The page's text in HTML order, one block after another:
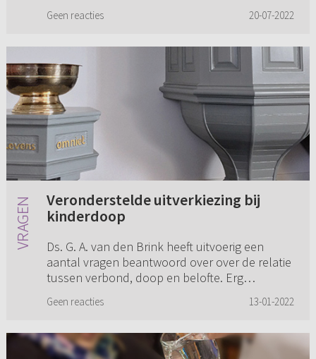
Geen reacties 20-07-2022
Veronderstelde uitverkiezing bij
kinderdoop
Ds. G. A. van den Brink heeft uitvoerig een
aantal vragen beantwoord over over de relatie
tussen verbond, doop en belofte. Erg
huidige dooppraktijk in veel R...
Geen reacties 13-01-2022